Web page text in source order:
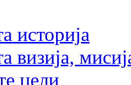
историја
визија,
цели